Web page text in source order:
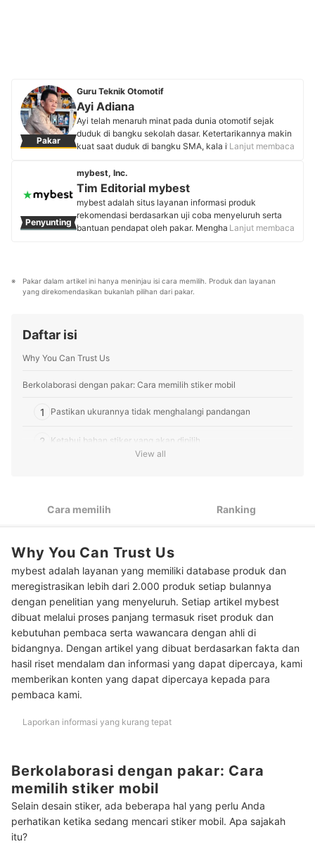
Pakar
Guru Teknik Otomotif
Ayi Adiana
Ayi telah menaruh minat pada dunia otomotif sejak
duduk di bangku sekolah dasar. Ketertarikannya makin
kuat saat duduk di bangku SMA, kala itu ia mendapat
sekadar digunakan, kendaraan tersebut dijadikannya
sarana eksperimen untuk memuaskan rasa ingin
tahunya terhadap mesin dan teknologi otomotif.
Kecintaan itu mendorongnya menempuh pendidikan
tinggi di bidang teknik mesin, membentuk dasar
pengetahuannya dalam memahami dan
Lanjut membaca
Penyunting
mybest, Inc.
Tim Editorial mybest
mybest adalah situs layanan informasi produk
rekomendasi berdasarkan uji coba menyeluruh serta
bantuan pendapat oleh pakar. Menghasilkan konten
sehari-hari, elektronik rumah tangga, hingga jasa bisa
ditemukan di mybest.
Lanjut membaca
Pakar dalam artikel ini hanya meninjau isi cara memilih. Produk dan layanan
yang direkomendasikan bukanlah pilihan dari pakar.
Daftar isi
Why You Can Trust Us
Berkolaborasi dengan pakar: Cara memilih stiker mobil
1 Pastikan ukurannya tidak menghalangi pandangan
2 Ketahui bahan stiker yang akan dipilih
Sesuaikan pemilihan konten stiker dengan pesan yang ingin
6 Pilih stiker custom agar bebas berkreasi
Peringkat Stiker Mobil Terbaik
Pertanyaan umum seputar stiker mobil
View all
Cara memilih Ranking
Why You Can Trust Us
mybest adalah layanan yang memiliki database produk dan
meregistrasikan lebih dari 2.000 produk setiap bulannya
dengan penelitian yang menyeluruh. Setiap artikel mybest
dibuat melalui proses panjang termasuk riset produk dan
kebutuhan pembaca serta wawancara dengan ahli di
bidangnya. Dengan artikel yang dibuat berdasarkan fakta dan
hasil riset mendalam dan informasi yang dapat dipercaya, kami
memberikan konten yang dapat dipercaya kepada para
pembaca kami.
Laporkan informasi yang kurang tepat
Berkolaborasi dengan pakar: Cara
memilih stiker mobil
Selain desain stiker, ada beberapa hal yang perlu Anda
perhatikan ketika sedang mencari stiker mobil. Apa sajakah
itu?